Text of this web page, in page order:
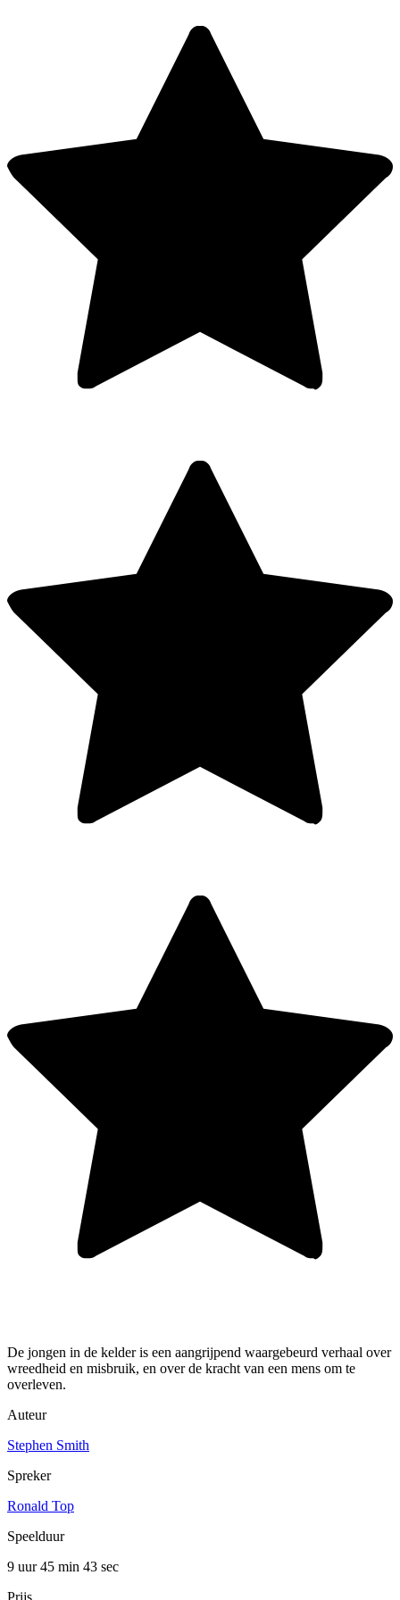
De jongen in de kelder is een aangrijpend waargebeurd verhaal over
wreedheid en misbruik, en over de kracht van een mens om te
overleven.
Auteur
Stephen Smith
Spreker
Ronald Top
Speelduur
9 uur 45 min 43 sec
Prijs